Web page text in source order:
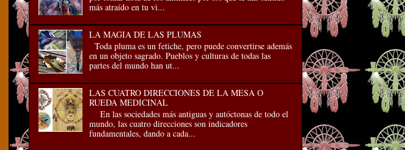
más atraído en tu vi...
LA MAGIA DE LAS PLUMAS
Toda pluma es un fetiche, pero puede convertirse además
en un objeto sagrado. Pueblos y culturas de todas las
partes del mundo han ut...
LAS CUATRO DIRECCIONES DE LA MESA O
RUEDA MEDICINAL
En las sociedades más antiguas y autóctonas de todo el
mundo, las cuatro direcciones son indicadores
fundamentales, dando a cada...